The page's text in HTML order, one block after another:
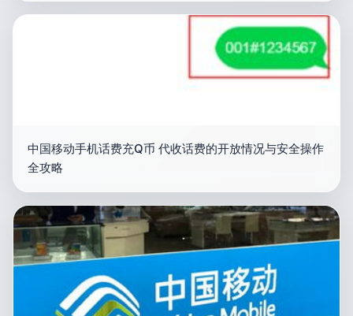
中国移动手机话费充Q币 代收话费的开放情况与安全操作
全攻略